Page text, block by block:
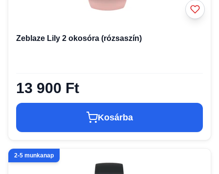
Zeblaze Lily 2 okosóra (rózsaszín)
13 900 Ft
Kosárba
2-5 munkanap